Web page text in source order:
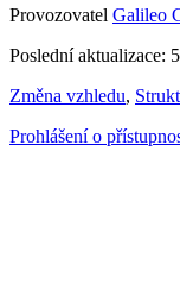
Provozovatel Galileo
Poslední aktualizace:
Změna vzhledu,
Prohlášení o